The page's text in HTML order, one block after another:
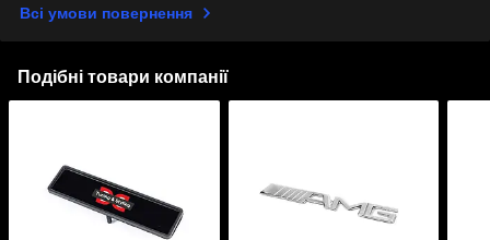
Всі умови повернення
Подібні товари компанії